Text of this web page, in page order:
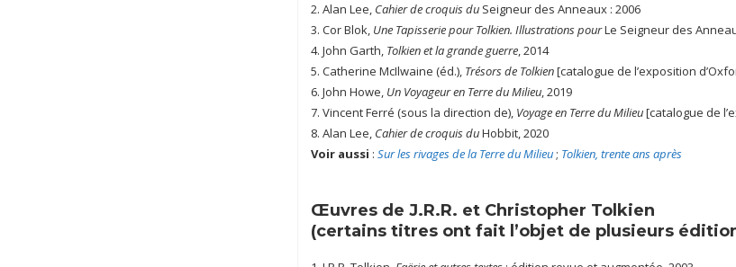
2. Alan Lee, Cahier de croquis du Seigneur des Anneaux : 2006
3. Cor Blok, Une Tapisserie pour Tolkien. Illustrations pourLe Seigneur des
4. John Garth, Tolkien et la grande guerre, 2014
5. Catherine McIlwaine (éd.), Trésors de Tolkien[catalogue de l’exposition
6. John Howe, Un Voyageur en Terre du Milieu, 2019
7. Vincent Ferré (sous la direction de), Voyage en Terre du Milieu[catalogue de
8. Alan Lee, Cahier de croquis duHobbit, 2020
Voir aussi : Sur les rivages de la Terre du Milieu; Tolkien, trente ans après
Œuvres de J.R.R. et Christopher Tolkien
(certains titres ont fait l’objet de plusieurs